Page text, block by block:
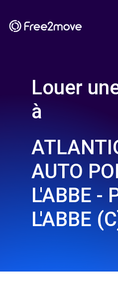
Louer
à
AUTO
L'ABBE -
L'ABBE